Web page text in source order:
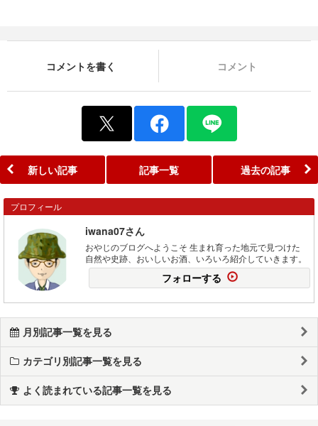
コメントを書く コメント
新しい記事 記事一覧 過去の記事
プロフィール
iwana07さん
おやじのブログへようこそ 生まれ育った地元で見つけた
自然や史跡、おいしいお酒、いろいろ紹介していきます。
フォローする
月別記事一覧を見る
カテゴリ別記事一覧を見る
よく読まれている記事一覧を見る